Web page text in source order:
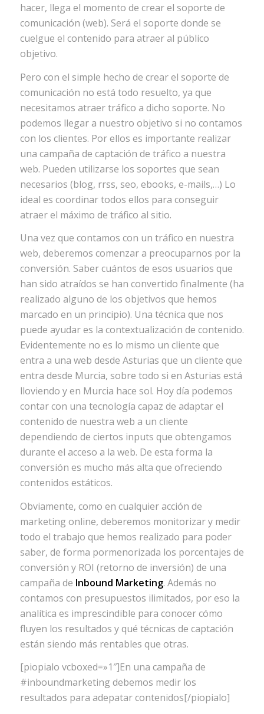
hacer, llega el momento de crear el soporte de
comunicación (web). Será el soporte donde se
cuelgue el contenido para atraer al público
objetivo.
Pero con el simple hecho de crear el soporte de
comunicación no está todo resuelto, ya que
necesitamos atraer tráfico a dicho soporte. No
podemos llegar a nuestro objetivo si no contamos
con los clientes. Por ellos es importante realizar
una campaña de captación de tráfico a nuestra
web. Pueden utilizarse los soportes que sean
necesarios (blog, rrss, seo, ebooks, e-mails,…) Lo
ideal es coordinar todos ellos para conseguir
atraer el máximo de tráfico al sitio.
Una vez que contamos con un tráfico en nuestra
web, deberemos comenzar a preocuparnos por la
conversión. Saber cuántos de esos usuarios que
han sido atraídos se han convertido finalmente (ha
realizado alguno de los objetivos que hemos
marcado en un principio). Una técnica que nos
puede ayudar es la contextualización de contenido.
Evidentemente no es lo mismo un cliente que
entra a una web desde Asturias que un cliente que
entra desde Murcia, sobre todo si en Asturias está
lloviendo y en Murcia hace sol. Hoy día podemos
contar con una tecnología capaz de adaptar el
contenido de nuestra web a un cliente
dependiendo de ciertos inputs que obtengamos
durante el acceso a la web. De esta forma la
conversión es mucho más alta que ofreciendo
contenidos estáticos.
Obviamente, como en cualquier acción de
marketing online, deberemos monitorizar y medir
todo el trabajo que hemos realizado para poder
saber, de forma pormenorizada los porcentajes de
conversión y ROI (retorno de inversión) de una
campaña de Inbound Marketing. Además no
contamos con presupuestos ilimitados, por eso la
analítica es imprescindible para conocer cómo
fluyen los resultados y qué técnicas de captación
están siendo más rentables que otras.
[piopialo vcboxed=»1″]En una campaña de
#inboundmarketing debemos medir los
resultados para adepatar contenidos[/piopialo]